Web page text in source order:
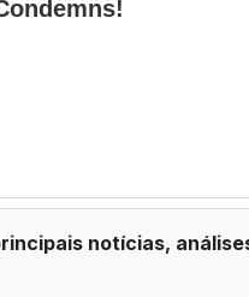
notícias,